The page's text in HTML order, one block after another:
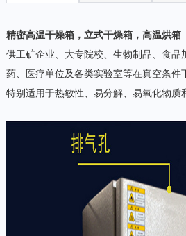
精密高温干燥箱，立式干燥箱，高温烘箱
供工矿企业、大专院校、生物制品、食品
药、医疗单位及各类实验室等在真空条件
特别适用于热敏性、易分解、易氧化物质